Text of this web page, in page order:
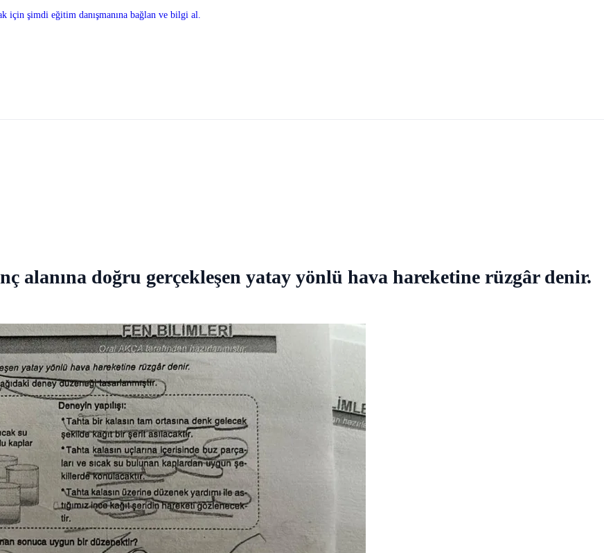
için şimdi eğitim danışmanına bağlan ve bilgi al.
alanına doğru gerçekleşen yatay yönlü hava hareketine rüzgâr denir.